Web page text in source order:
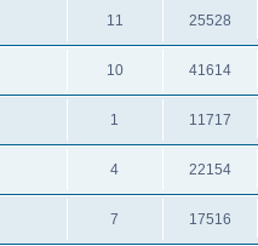
11 25528
10 41614
1 11717
4 22154
7 17516